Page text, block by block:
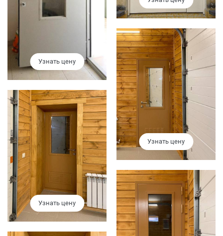
Узнать цену
Узнать цену
Узнать цену